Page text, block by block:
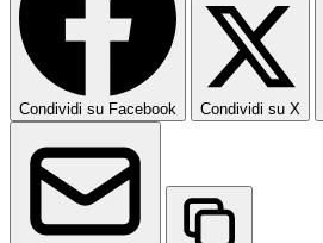
Condividi su Facebook Condividi su X